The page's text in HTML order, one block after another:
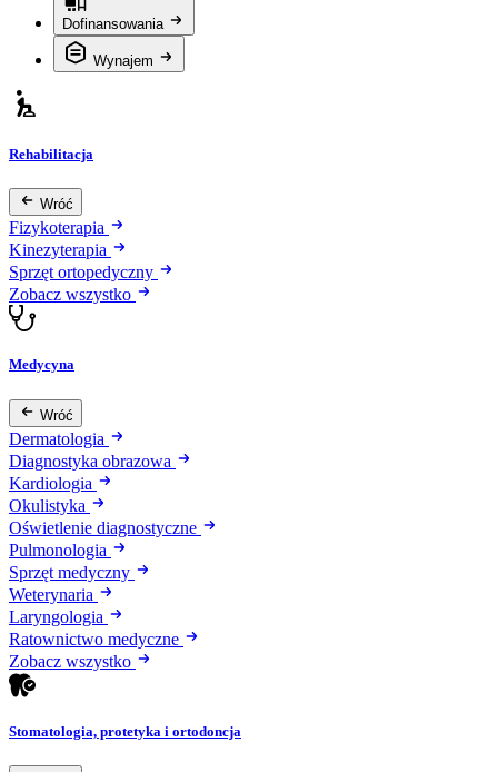
Dofinansowania
Wynajem
Rehabilitacja
Wróć
Fizykoterapia
Kinezyterapia
Sprzęt ortopedyczny
Zobacz wszystko
Medycyna
Wróć
Dermatologia
Diagnostyka obrazowa
Kardiologia
Okulistyka
Oświetlenie diagnostyczne
Pulmonologia
Sprzęt medyczny
Weterynaria
Laryngologia
Ratownictwo medyczne
Zobacz wszystko
Stomatologia, protetyka i ortodoncja